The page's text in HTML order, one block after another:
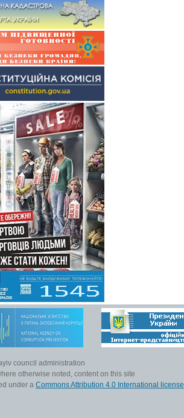
council administration
otherwise noted, content on this site
under a Commons Attribution 4.0 International license